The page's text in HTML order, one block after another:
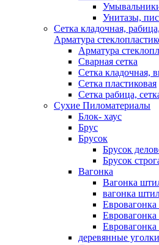
Унитазы,
Сетка кладочная,
Арматура
Арматура
Сварная сетка
Сетка кладочная,
Сетка пластиковая
Сетка рабица,
Сухие Пиломатериалы
Блок- хаус
Брус
Брусок
Брусок
Брусок
Вагонка
Вагонка
вагонка
Евровагонка
деревянные уголки